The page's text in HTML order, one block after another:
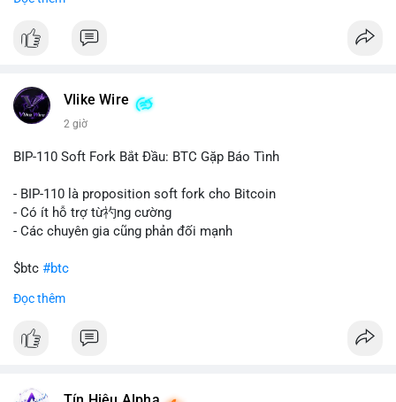
#dongtiencavoi
Nhận định phân tích:
Khối lượng 94.58 BTC trị giá hơn 6.15 triệu USD được di
này có thể phản ánh ba kịch bản chính: thứ nhất, cá voi đang
chuẩn bị thanh khoản bằng cách chuyển lên sàn giao dịch, tạo
để nắm giữ dài hạn, thể hiện niềm tin vào xu hướng tăng; thứ
tán rủi ro. Với mức giá 65K, khối lượng này không quá lớn để
gây sốc thanh khoản tức thời, nhưng vẫn đủ sức tạo biến động
tâm lý ngắn hạn nếu hướng đến sàn tập trung.
Lời khuyên cho nhà đầu tư nhỏ lẻ:
hướng đi của dòng tiền. Tránh hành động theo cảm xúc, ưu
rõ ràng về đích đến của số BTC này.
#dongtienlon
Vlike Wire
2 giờ
BIP-110 Soft Fork Bắt Đầu: BTC Gặp Báo Tình
- BIP-110 là proposition soft fork cho Bitcoin
- Có ít hỗ trợ từ礿ng cường
- Các chuyên gia cũng phản đối mạnh
$btc #btc
#vlikevn
📰 Nguồn: CoinDesk
Đọc thêm